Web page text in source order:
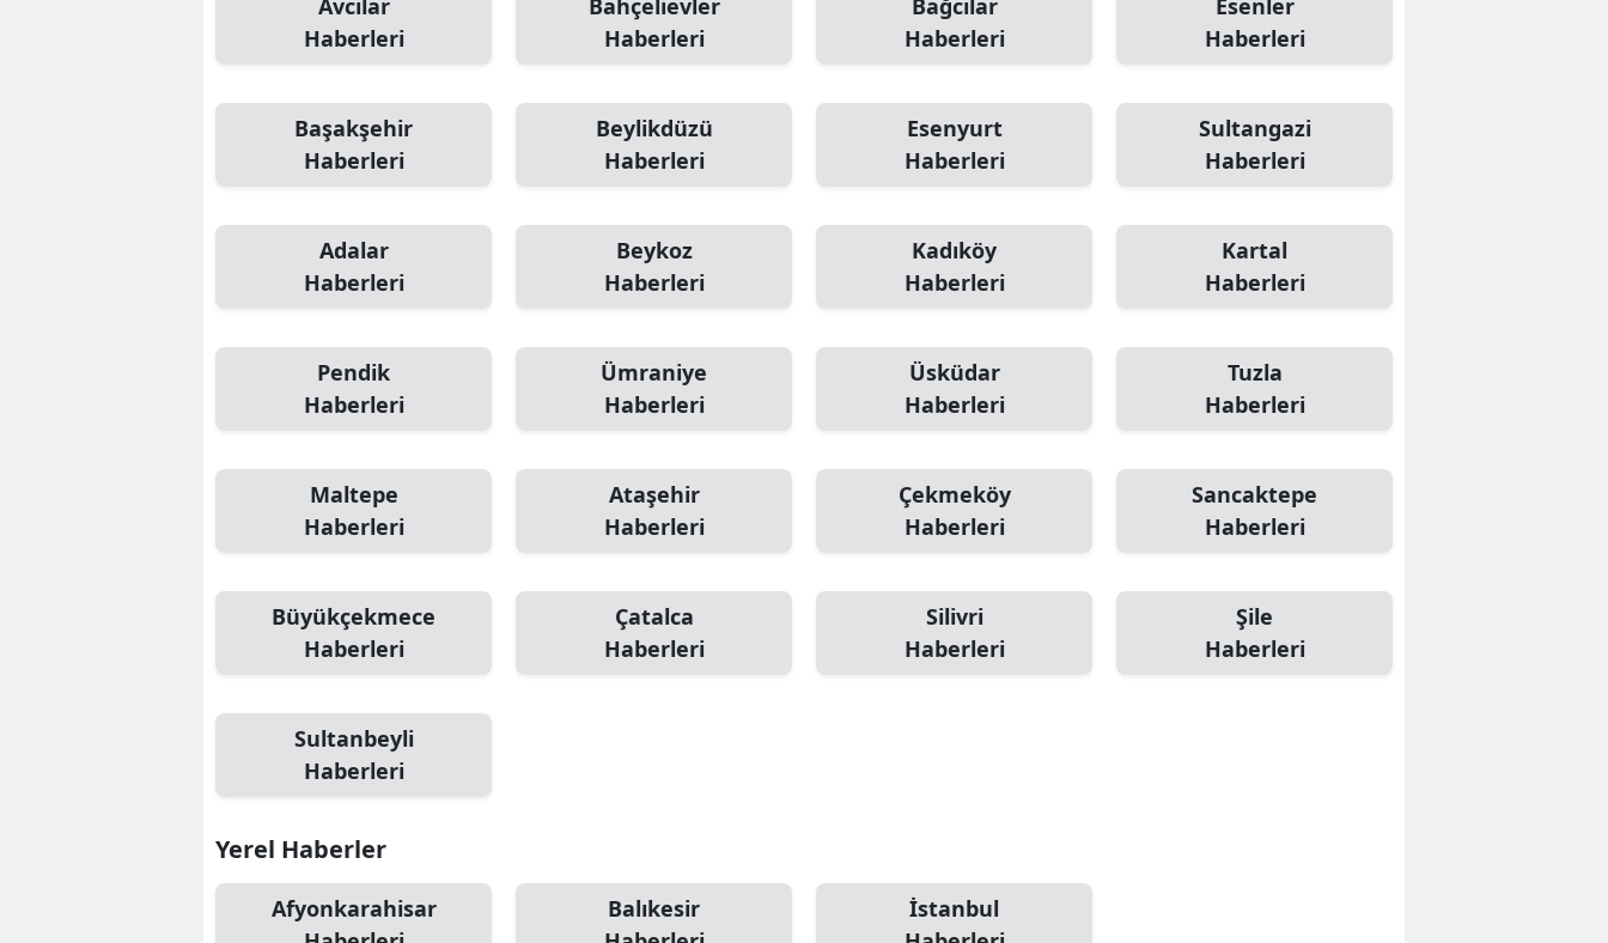
Avcılar
Haberleri
Bahçelievler
Haberleri
Bağcılar
Haberleri
Esenler
Haberleri
Başakşehir
Haberleri
Beylikdüzü
Haberleri
Esenyurt
Haberleri
Sultangazi
Haberleri
Adalar
Haberleri
Beykoz
Haberleri
Kadıköy
Haberleri
Kartal
Haberleri
Pendik
Haberleri
Ümraniye
Haberleri
Üsküdar
Haberleri
Tuzla
Haberleri
Maltepe
Haberleri
Ataşehir
Haberleri
Çekmeköy
Haberleri
Sancaktepe
Haberleri
Büyükçekmece
Haberleri
Çatalca
Haberleri
Silivri
Haberleri
Şile
Haberleri
Sultanbeyli
Haberleri
Yerel Haberler
Afyonkarahisar
Balıkesir
İstanbul